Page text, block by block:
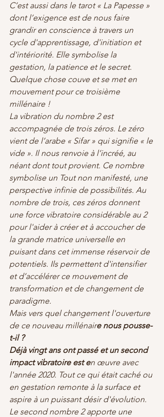
C’est aussi dans le tarot « La Papesse »
dont l’exigence est de nous faire
grandir en conscience à travers un
cycle d'apprentissage, d'initiation et
d'intériorité. Elle symbolise la
gestation, la patience et le secret.
Quelque chose couve et se met en
mouvement pour ce troisième
millénaire !
La vibration du nombre 2 est
accompagnée de trois zéros. Le zéro
vient de l’arabe « Sifar » qui signifie « le
vide ». Il nous renvoie à l’incréé, au
néant dont tout provient. Ce nombre
symbolise un Tout non manifesté, une
perspective infinie de possibilités. Au
nombre de trois, ces zéros donnent
une force vibratoire considérable au 2
pour l'aider à créer et à accoucher de
la grande matrice universelle en
puisant dans cet immense réservoir de
potentiels. Ils permettent d'intensifier
et d’accélérer ce mouvement de
transformation et de changement de
paradigme.
Mais vers quel changement l'ouverture
de ce nouveau millénaire nous pousse-
t-il ?
Déjà vingt ans ont passé et un second
impact vibratoire est en œuvre avec
l'année 2020. Tout ce qui était caché ou
en gestation remonte à la surface et
aspire à un puissant désir d'évolution.
Le second nombre 2 apporte une